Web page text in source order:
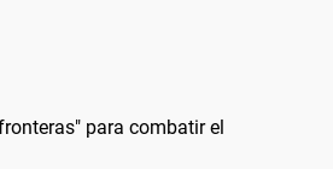
para combatir el